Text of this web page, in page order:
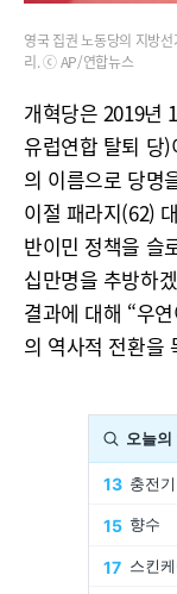
영국 집권 노동당의 지방
리. ⓒ AP/연합뉴스
개혁당은 2019년
유럽연합 탈퇴 당
의 이름으로 당명
이절 패라지(62)
반이민 정책을 슬
십만명을 추방하
결과에 대해 “우
의 역사적 전환을